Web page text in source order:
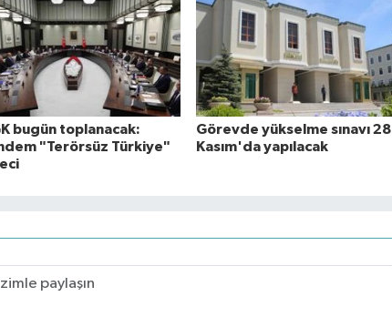
bugün toplanacak:
"Terörsüz Türkiye"
Görevde yükselme sınavı 28
Kasım'da yapılacak